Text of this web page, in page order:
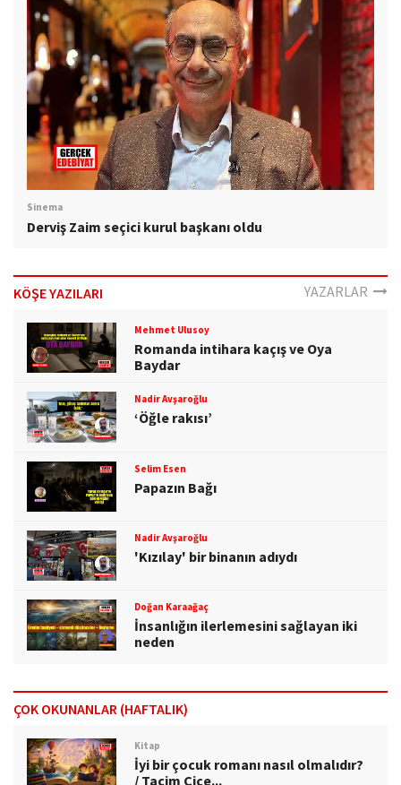
Sinema
Derviş Zaim seçici kurul başkanı oldu
KÖŞE YAZILARI YAZARLAR
Mehmet Ulusoy
Romanda intihara kaçış ve Oya
Baydar
Nadir Avşaroğlu
‘Öğle rakısı’
Selim Esen
Papazın Bağı
Nadir Avşaroğlu
'Kızılay' bir binanın adıydı
Doğan Karaağaç
İnsanlığın ilerlemesini sağlayan iki
neden
ÇOK OKUNANLAR (HAFTALIK)
Kitap
İyi bir çocuk romanı nasıl olmalıdır?
/ Tacim Çiçe...